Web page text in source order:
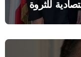
للثروة